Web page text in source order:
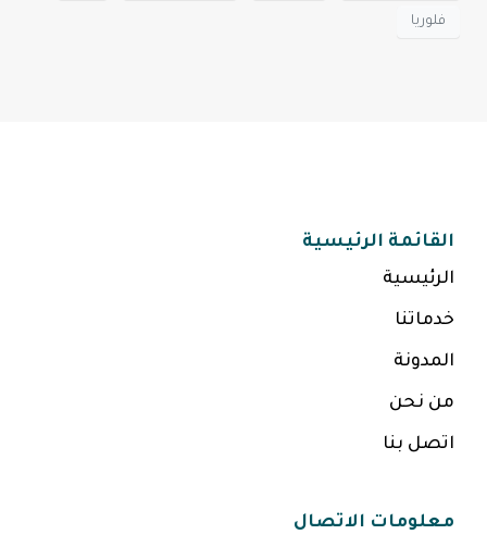
فلوريا
القائمة الرئيسية
الرئيسية
خدماتنا
المدونة
من نحن
اتصل بنا
معلومات الاتصال